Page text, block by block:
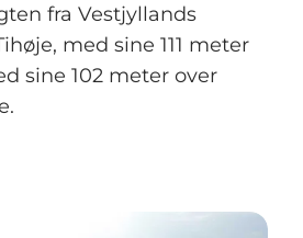
fra Vestjyllands
med sine 111 meter
sine 102 meter over